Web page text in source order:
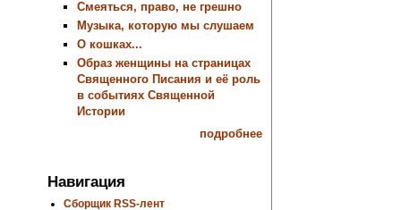
Смеяться, право, не грешно
Музыка, которую мы слушаем
О кошках...
Образ женщины на страницах
Священного Писания и её роль
в событиях Священной
Истории
подробнее
Навигация
Сборщик RSS-лент